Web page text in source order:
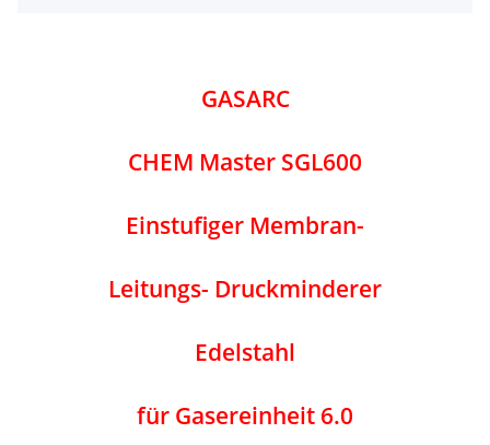
GASARC
CHEM Master SGL600
Einstufiger Membran-
Leitungs- Druckminderer
Edelstahl
für Gasereinheit 6.0